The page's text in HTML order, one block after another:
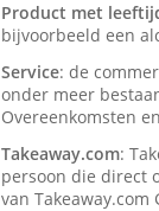
Product met
bijvoorbeeld een
Service: de
onder meer
Overeenkomsten
Takeaway.com:
persoon die direct
van Takeaway.com